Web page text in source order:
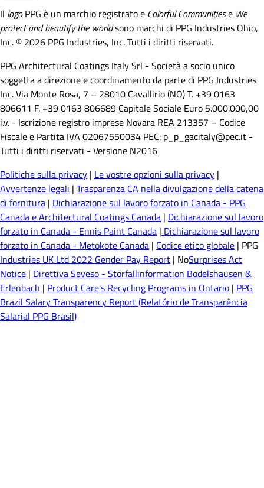
Il logoPPG è un marchio registrato e Colorful Communitiese We
protect and beautify the worldsono marchi di PPG Industries Ohio,
Inc. © 2026 PPG Industries, Inc. Tutti i diritti riservati.
PPG Architectural Coatings Italy Srl - Società a socio unico
soggetta a direzione e coordinamento da parte di PPG Industries
Inc. Via Monte Rosa, 7 – 28010 Cavallirio (NO) T. +39 0163
806611 F. +39 0163 806689 Capitale Sociale Euro 5.000.000,00
i.v. - Iscrizione registro imprese Novara REA 213357 – Codice
Fiscale e Partita IVA 02067550034 PEC: p_p_gacitaly@pec.it -
Tutti i diritti riservati - Versione N2016
Politiche sulla privacy | Le vostre opzioni sulla privacy |
Avvertenze legali | Trasparenza CA nella divulgazione della catena
di fornitura | Dichiarazione sul lavoro forzato in Canada - PPG
Canada e Architectural Coatings Canada | Dichiarazione sul lavoro
forzato in Canada - Ennis Paint Canada | Dichiarazione sul lavoro
forzato in Canada - Metokote Canada | Codice etico globale | PPG
Industries UK Ltd 2022 Gender Pay Report | NoSurprises Act
Notice | Direttiva Seveso - Störfallinformation Bodelshausen &
Erlenbach | Product Care's Recycling Programs in Ontario | PPG
Brazil Salary Transparency Report (Relatório de Transparência
Salarial PPG Brasil)